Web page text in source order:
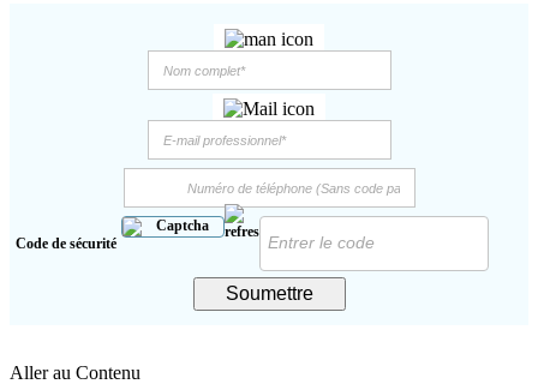
Code de sécurité
Soumettre
Aller au Contenu